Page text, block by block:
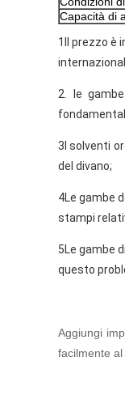
Capacità di
1Il prezzo è
2. le
3I solventi
del divano;
4Le gambe
stampi
5Le gambe
questo
Aggiungi
facilmente